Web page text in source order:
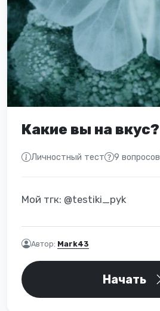
Какие вы на вкус?
Личностный тест 9 вопросов
Мой тгк: @testiki_pyk
Автор: Mark43
Начать